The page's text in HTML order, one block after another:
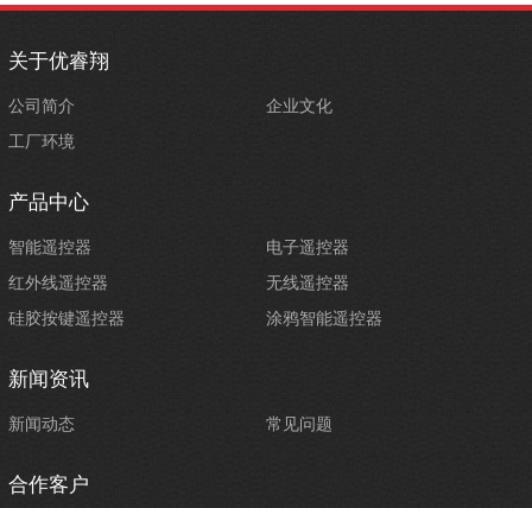
关于优睿翔
公司简介
企业文化
工厂环境
产品中心
智能遥控器
电子遥控器
红外线遥控器
无线遥控器
硅胶按键遥控器
涂鸦智能遥控器
新闻资讯
新闻动态 常见问题
合作客户